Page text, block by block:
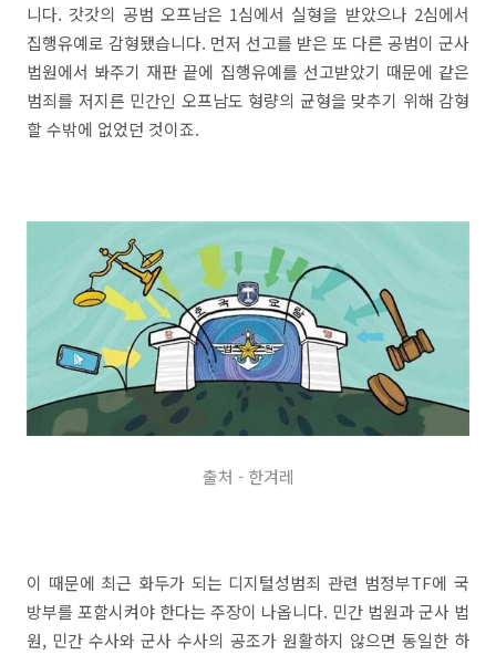
니다. 갓갓의 공범 오프남은 1심에서 실형을 받았으나 2심에서
집행유예로 감형됐습니다. 먼저 선고를 받은 또 다른 공범이 군사
법원에서 봐주기 재판 끝에 집행유예를 선고받았기 때문에 같은
범죄를 저지른 민간인 오프남도 형량의 균형을 맞추기 위해 감형
할 수밖에 없었던 것이죠.
출처 - 한겨레
이 때문에 최근 화두가 되는 디지털성범죄 관련 범정부TF에 국
방부를 포함시켜야 한다는 주장이 나옵니다. 민간 법원과 군사 법
원, 민간 수사와 군사 수사의 공조가 원활하지 않으면 동일한 하